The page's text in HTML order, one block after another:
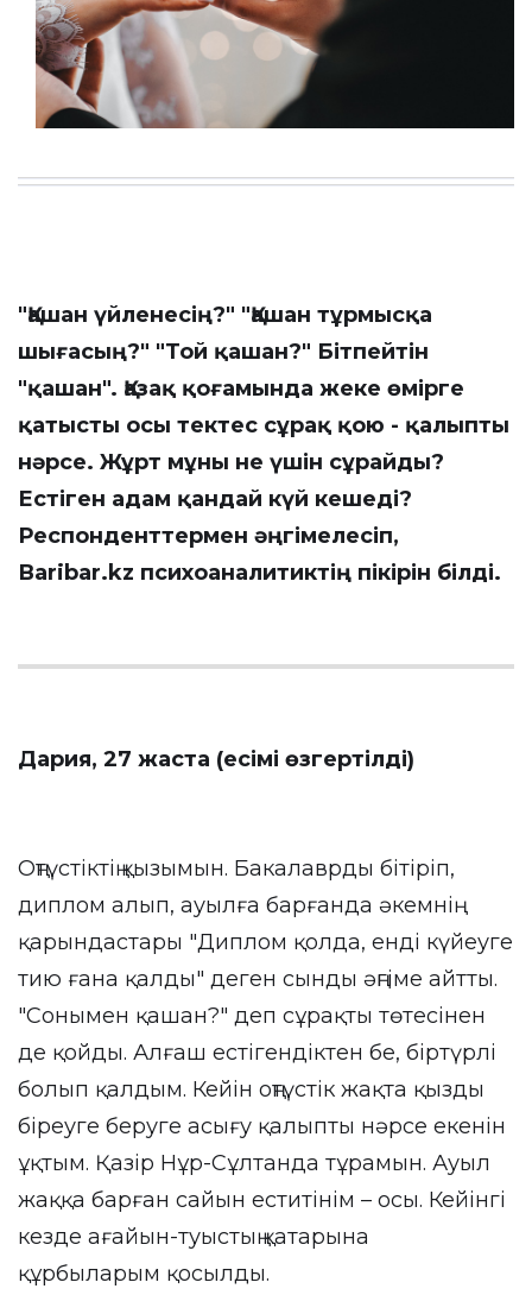
"Қашан үйленесің?" "Қашан тұрмысқа
шығасың?" "Той қашан?" Бітпейтін
"қашан". Қазақ қоғамында жеке өмірге
қатысты осы тектес сұрақ қою - қалыпты
нәрсе. Жұрт мұны не үшін сұрайды?
Естіген адам қандай күй кешеді?
Респонденттермен әңгімелесіп,
Вaribar.kz психоаналитиктің пікірін білді.
Дария, 27 жаста (есімі өзгертілді)
Оңтүстіктің қызымын. Бакалаврды бітіріп,
диплом алып, ауылға барғанда әкемнің
қарындастары "Диплом қолда, енді күйеуге
тию ғана қалды" деген сынды әңгіме айтты.
"Сонымен қашан?" деп сұрақты төтесінен
де қойды. Алғаш естігендіктен бе, біртүрлі
болып қалдым. Кейін оңтүстік жақта қызды
біреуге беруге асығу қалыпты нәрсе екенін
ұқтым. Қазір Нұр-Сұлтанда тұрамын. Ауыл
жаққа барған сайын еститінім – осы. Кейінгі
кезде ағайын-туыстың қатарына
құрбыларым қосылды.